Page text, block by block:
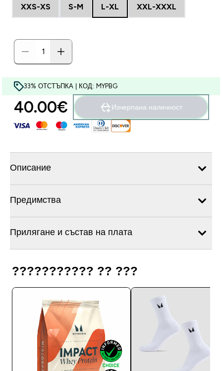
XXS-XS S-M L-XL XXL-XXXL
33% ОТСТЪПКА | КОД: MYPBG
40.00€‎ Изчерпана наличност
Описание
Предимства
Прилягане и състав на плата
??????????? ?? ???